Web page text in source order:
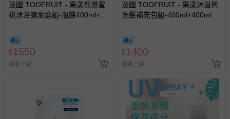
法國 TOOFRUIT - 果漾保濕蜜
桃沐浴露家庭組-瓶裝400ml+補
$1550
最新上架
法國 TOOFRUIT - 果漾沐浴與
洗髮補充包組-400ml+400ml
$1400
最新上架